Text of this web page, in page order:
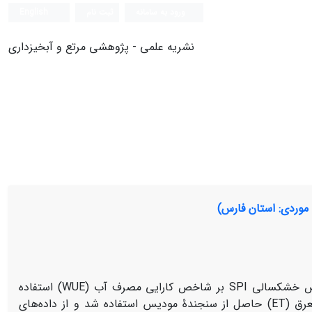
نشریه علمی - پژوهشی مرتع و آبخیزداری
استان فارس)
در این مطالعه برای بررسی تخریب اراضی در استان فارس از تأثیر شاخص خشکسالی SPI بر شاخص کارایی مصرف آب (WUE) استفاده
گردید. برای محاسبۀ WUE از محصولات تولید ناخالص اولیه (GPP) و تبخیر و تعرق (ET) حاصل از سنجندۀ مودیس استفاده شد و از داده‌های